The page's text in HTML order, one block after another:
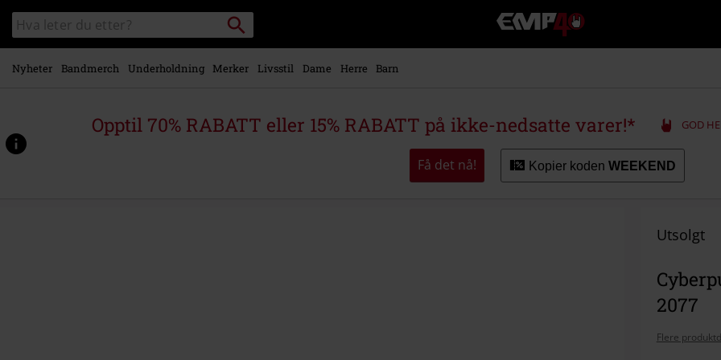
Skipp til
hovedinnhold
Søk
i
katalogen
Søk
EMP
-
Musikk,
merch
Alternativ
mote
Nyheter Bandmerch Underholdning Merker Livsstil Dame Herre Barn
Opptil 70% RABATT eller 15% RABATT på ikke-nedsatte varer!* GOD
Få det nå! Kopier koden WEEKEND
Utsolgt
2077
Flere